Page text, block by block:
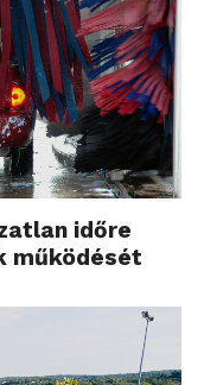
időre
működését